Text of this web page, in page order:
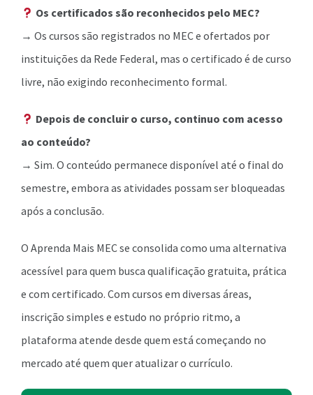
Os certificados são reconhecidos pelo MEC?
→ Os cursos são registrados no MEC e ofertados por
instituições da Rede Federal, mas o certificado é de curso
livre, não exigindo reconhecimento formal.
Depois de concluir o curso, continuo com acesso
ao conteúdo?
→ Sim. O conteúdo permanece disponível até o final do
semestre, embora as atividades possam ser bloqueadas
após a conclusão.
O Aprenda Mais MEC se consolida como uma alternativa
acessível para quem busca qualificação gratuita, prática
e com certificado. Com cursos em diversas áreas,
inscrição simples e estudo no próprio ritmo, a
plataforma atende desde quem está começando no
mercado até quem quer atualizar o currículo.